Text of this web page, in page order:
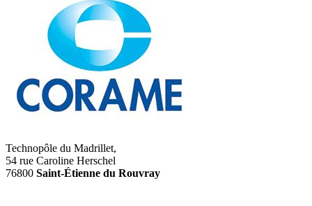
Technopôle du Madrillet,
54 rue Caroline Herschel
76800 Saint-Étienne du Rouvray